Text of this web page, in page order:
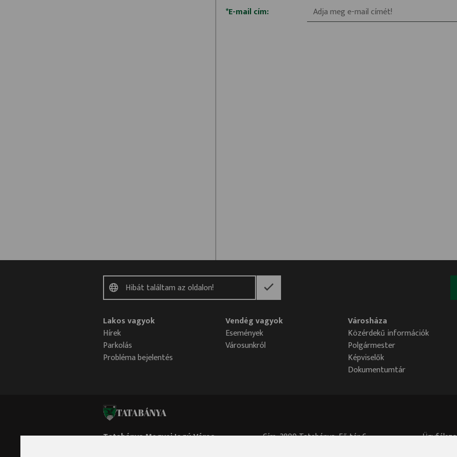
*E-mail cím:
Lakos vagyok
Hírek
Parkolás
Probléma bejelentés
Vendég vagyok
Események
Városunkról
Városháza
Közérdekű információk
Polgármester
Képviselők
Dokumentumtár
TATABÁNYA
Tatabánya Megyei Jogú Város
Cím: 2800 Tatabánya, Fő tér 6.